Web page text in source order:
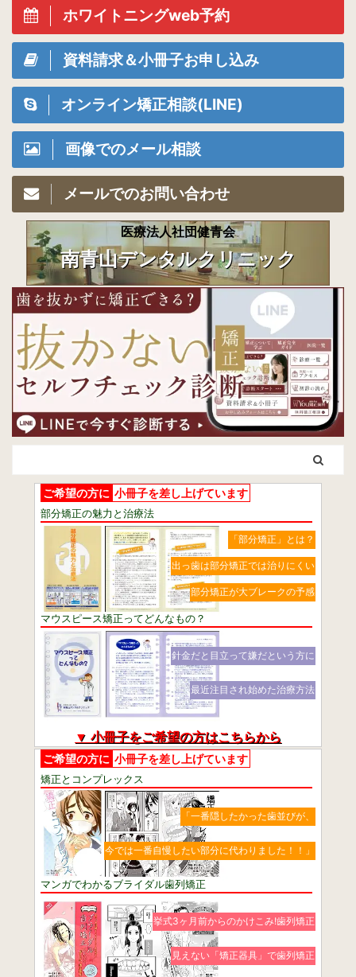
ホワイトニングweb予約
資料請求＆小冊子お申し込み
オンライン矯正相談(LINE)
画像でのメール相談
メールでのお問い合わせ
医療法人社団健青会
南青山デンタルクリニック
ご希望の方に 小冊子を差し上げています
部分矯正の魅力と治療法
「部分矯正」とは？
出っ歯は部分矯正では治りにくい
部分矯正が大ブレークの予感
マウスピース矯正ってどんなもの？
針金だと目立って嫌だという方に
最近注目され始めた治療方法
▼ 小冊子をご希望の方はこちらから
ご希望の方に 小冊子を差し上げています
矯正とコンプレックス
「一番隠したかった歯並びが、
今では一番自慢したい部分に代わりました！！」
マンガでわかるブライダル歯列矯正
挙式3ヶ月前からのかけこみ!歯列矯正
見えない「矯正器具」で歯列矯正